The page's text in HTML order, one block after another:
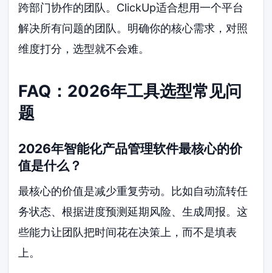
跨部门协作的团队。ClickUp适合想用一个平台
解决所有问题的团队。明确你的核心需求，对照
维度打分，选型就不会难。
FAQ：2026年工具选型常见问
题
2026年智能化产品管理软件最核心的价
值是什么？
最核心的价值是减少重复劳动。比如自动流转任
务状态、根据进度预测延期风险、生成周报。这
些能力让团队把时间花在决策上，而不是填表
上。